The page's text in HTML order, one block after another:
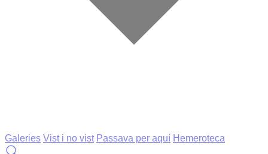
Galeries Vist i no vist Passava per aquí Hemeroteca